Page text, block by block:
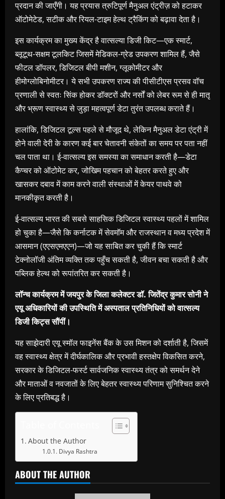
प्रदान की जाएँगी। यह प्रयास त्रुटिपूर्ण मैनुअल एंट्रीज़ को हटाकर
ऑटोमेटेड, सटीक और रियल-टाइम हेल्थ ट्रैकिंग को बढ़ावा देता है।
इस कार्यक्रम का मुख्य केंद्र है वात्सल्या डिजी किट—एक स्मार्ट,
ब्लूटूथ-सक्षम टूलकिट जिसमें मेडिकल-ग्रेड उपकरण शामिल हैं, जैसे
फीटल डॉपलर, डिजिटल बीपी मशीन, ग्लूकोमीटर और
हीमोग्लोबिनोमीटर। ये सभी उपकरण राज्य की पीसीटीएस प्रसव वॉच
प्रणाली से स्वतः सिंक होकर डॉक्टरों और नर्सों को लेबर रूम से ही मातृ
और भ्रूण स्वास्थ्य से जुड़ा महत्वपूर्ण डेटा तुरंत उपलब्ध कराते हैं।
हालांकि, डिजिटल टूल्स पहले से मौजूद थे, लेकिन मैनुअल डेटा एंट्री में
होने वाली देरी के कारण कई बार चेतावनी संकेतों का समय पर पता नहीं
चल पाता था। ई-वात्सल्य इस समस्या का समाधान करती है—डेटा
कैप्चर को ऑटोमेट कर, जोखिम पहचान को बेहतर करते हुए और
खासकर दबाव में काम करने वाली संस्थाओं में केयर पाथवे को
मानकीकृत करती है।
ई-वात्सल्य भारत की सबसे साहसिक डिजिटल स्वास्थ्य पहलों में शामिल
हो चुका है—जैसे कि कर्नाटक में सेवमॉम और राजस्थान व मध्य प्रदेश में
आसमान (एएसएमएएन)—जो यह साबित कर चुकी हैं कि स्मार्ट
टेक्नोलॉजी अंतिम व्यक्ति तक पहुँच सकती है, जीवन बचा सकती है और
पब्लिक हेल्थ को रूपांतरित कर सकती है।
लॉन्च कार्यक्रम में जयपुर के जिला कलेक्टर डॉ. जितेंद्र कुमार सोनी ने
एयू अधिकारियों की उपस्थिति में अस्पताल प्रतिनिधियों को वात्सल्य
डिजी किट्स सौंपीं।
यह साझेदारी एयू स्मॉल फाइनेंस बैंक के उस मिशन को दर्शाती है, जिसमें
वह स्वास्थ्य क्षेत्र में दीर्घकालिक और प्रभावी हस्तक्षेप विकसित करने,
सरकार के डिजिटल-फर्स्ट सार्वजनिक स्वास्थ्य तंत्र को समर्थन देने
और माताओं व नवजातों के लिए बेहतर स्वास्थ्य परिणाम सुनिश्चित करने
के लिए प्रतिबद्ध है।
About the Author
Divya Rashtra
ABOUT THE AUTHOR